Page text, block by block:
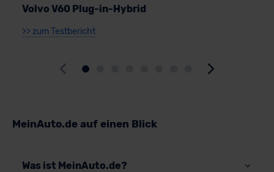
Volvo V60 Plug-in-Hybrid
>> zum Testbericht
MeinAuto.de auf einen Blick
Was ist MeinAuto.de?